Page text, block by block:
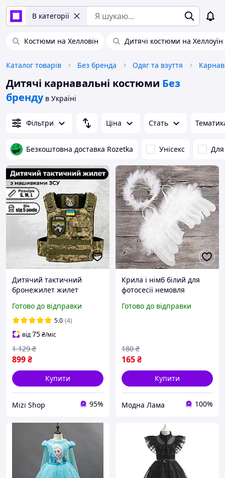
В категорії
Костюми на Хелловін Дитячі костюми на Хеллоуїн
Каталог товарів Без бренда Одяг та взуття
Дитячі карнавальні костюми Без
бренду в Україні
Фільтри Ціна Стать
Безкоштовна доставка Rozetka Унісекс Для
Дитячий тактичний
бронежилет жилет
піксель ЗСУ з нашивками
для хлопчиків ігровий
липучками кишенями
дитяча
Готово до відправки
5.0 (4)
від75₴/міс
899₴
1 129 ₴
Купити
Mizi Shop 95%
Крила і німб білий для
фотосесії немовля
Готово до відправки
165₴
180 ₴
Купити
Модна Лама 100%